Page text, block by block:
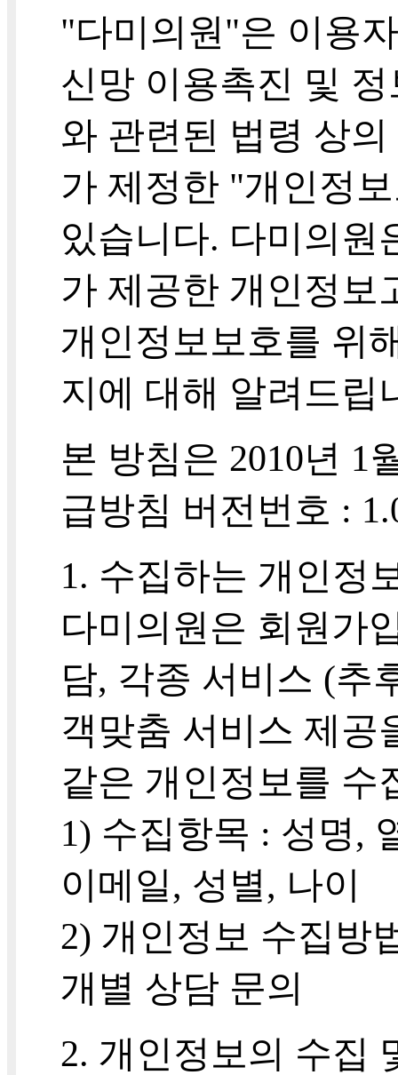
"다미의원"은 이용
신망 이용촉진 및
와 관련된 법령 상
가 제정한 "개인정
있습니다. 다미의원
가 제공한 개인정보
개인정보보호를 위
지에 대해 알려드립
본 방침은 2010년 1
급방침 버전번호 :
1. 수집하는 개인정
다미의원은 회원가
담, 각종 서비스 (추
객맞춤 서비스 제공
같은 개인정보를 수
1) 수집항목 : 성명,
이메일, 성별, 나이
2) 개인정보 수집방
개별 상담 문의
2. 개인정보의 수집